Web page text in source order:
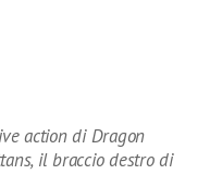
action di Dragon
il braccio destro di